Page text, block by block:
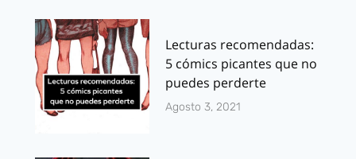
Lecturas recomendadas:
5 cómics picantes que no
puedes perderte
Agosto 3, 2021